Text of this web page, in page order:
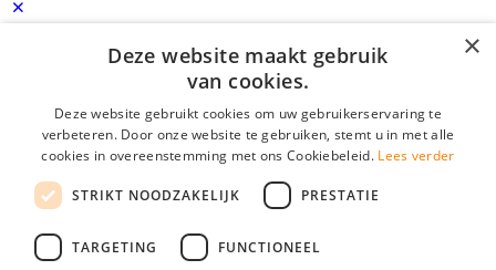
Inloggen als bedrijf
Wachtwoord
login gegevens onthouden
login
×
Deze website maakt gebruik
van cookies.
Deze website gebruikt cookies om uw gebruikerservaring te
verbeteren. Door onze website te gebruiken, stemt u in met alle
cookies in overeenstemming met ons Cookiebeleid. Lees verder
STRIKT NOODZAKELIJK PRESTATIE
TARGETING FUNCTIONEEL